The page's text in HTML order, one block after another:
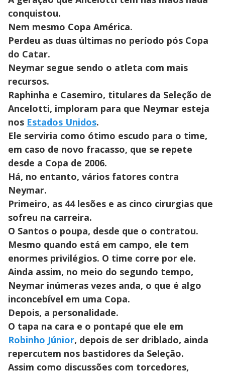
conquistou.
Nem mesmo Copa América.
Perdeu as duas últimas no período pós Copa
do Catar.
Neymar segue sendo o atleta com mais
recursos.
Raphinha e Casemiro, titulares da Seleção de
Ancelotti, imploram para que Neymar esteja
nos Estados Unidos.
Ele serviria como ótimo escudo para o time,
em caso de novo fracasso, que se repete
desde a Copa de 2006.
Há, no entanto, vários fatores contra
Neymar.
Primeiro, as 44 lesões e as cinco cirurgias que
sofreu na carreira.
O Santos o poupa, desde que o contratou.
Mesmo quando está em campo, ele tem
enormes privilégios. O time corre por ele.
Ainda assim, no meio do segundo tempo,
Neymar inúmeras vezes anda, o que é algo
inconcebível em uma Copa.
Depois, a personalidade.
O tapa na cara e o pontapé que ele em
Robinho Júnior, depois de ser driblado, ainda
repercutem nos bastidores da Seleção.
Assim como discussões com torcedores,